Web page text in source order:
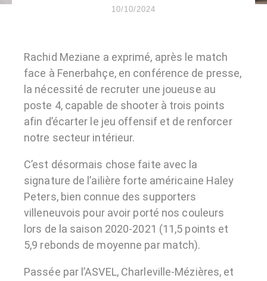
10/10/2024
Rachid Meziane a exprimé, après le match
face à Fenerbahçe, en conférence de presse,
la nécessité de recruter une joueuse au
poste 4, capable de shooter à trois points
afin d’écarter le jeu offensif et de renforcer
notre secteur intérieur.
C’est désormais chose faite avec la
signature de l’ailière forte américaine Haley
Peters, bien connue des supporters
villeneuvois pour avoir porté nos couleurs
lors de la saison 2020-2021 (11,5 points et
5,9 rebonds de moyenne par match).
Passée par l’ASVEL, Charleville-Mézières, et